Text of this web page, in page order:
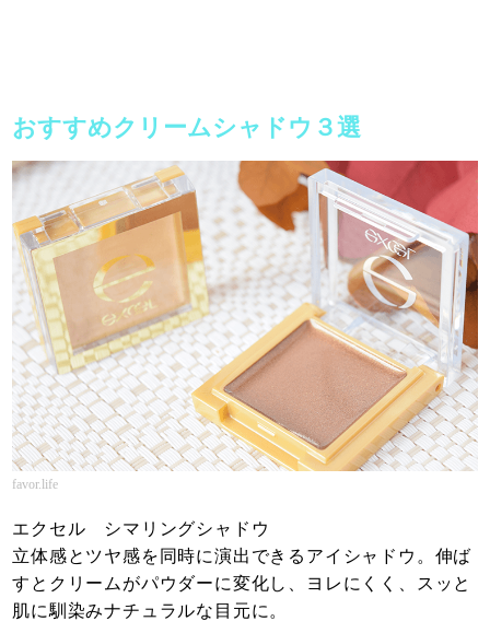
おすすめクリームシャドウ３選
favor.life
エクセル シマリングシャドウ
立体感とツヤ感を同時に演出できるアイシャドウ。伸ば
すとクリームがパウダーに変化し、ヨレにくく、スッと
肌に馴染みナチュラルな目元に。